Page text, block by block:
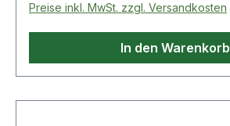
Preise inkl. MwSt. zzgl. Versandkosten
In den Warenkorb